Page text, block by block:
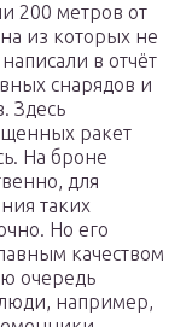
200 метров от
из которых не
в отчёт
снарядов и
Здесь
ракет
На броне
для
таких
Но его
качеством
очередь
например,